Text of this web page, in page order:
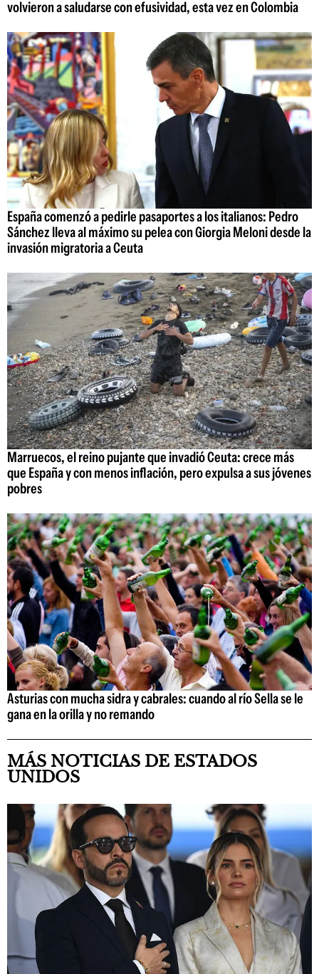
volvieron a saludarse con efusividad, esta vez en Colombia
España comenzó a pedirle pasaportes a los italianos: Pedro
Sánchez lleva al máximo su pelea con Giorgia Meloni desde la
invasión migratoria a Ceuta
Marruecos, el reino pujante que invadió Ceuta: crece más
que España y con menos inflación, pero expulsa a sus jóvenes
pobres
Asturias con mucha sidra y cabrales: cuando al río Sella se le
gana en la orilla y no remando
MÁS NOTICIAS DE ESTADOS
UNIDOS